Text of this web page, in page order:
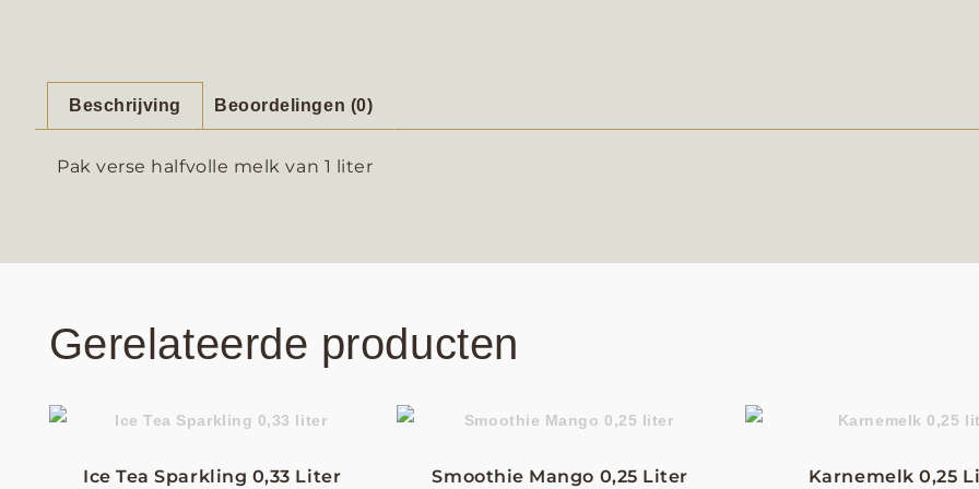
Beschrijving Beoordelingen (0)
Pak verse halfvolle melk van 1 liter
Gerelateerde producten
Ice Tea Sparkling 0,33 Liter Smoothie Mango 0,25 Liter Karnemelk 0,25